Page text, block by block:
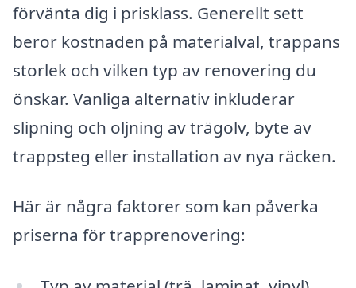
förvänta dig i prisklass. Generellt sett
beror kostnaden på materialval, trappans
storlek och vilken typ av renovering du
önskar. Vanliga alternativ inkluderar
slipning och oljning av trägolv, byte av
trappsteg eller installation av nya räcken.
Här är några faktorer som kan påverka
priserna för trapprenovering: